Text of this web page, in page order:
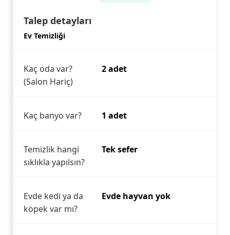
Talep detayları
Ev Temizliği
Kaç oda var?
(Salon Hariç)
2 adet
Kaç banyo var? 1 adet
Temizlik hangi
sıklıkla yapılsın?
Tek sefer
Evde kedi ya da
köpek var mı?
Evde hayvan yok